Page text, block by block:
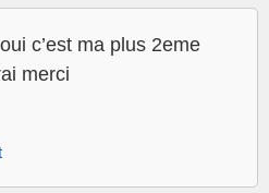
c’est ma plus 2eme
merci